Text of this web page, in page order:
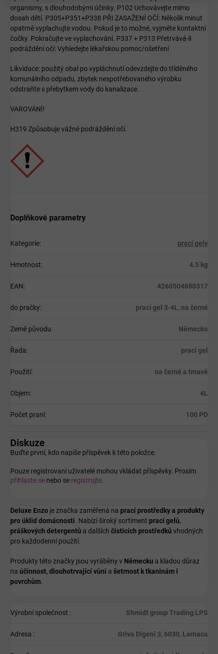
organismy, s dlouhodobými účinky. P102 Uchovávejte mimo
dosah dětí. P305+P351+P338 PŘI ZASAŽENÍ OČÍ: Několik minut
opatrně vyplachujte vodou. Pokud je to možné, vyjměte kontaktní
čočky. Pokračujte ve vyplachování. P337 + P313 Přetrvává-li
podráždění očí: Vyhledejte lékařskou pomoc/ošetření
Likvidace: použitý obal po vypláchnutí odevzdejte do tříděného
komunálního odpadu, zbytek nespotřebovaného výrobku
odstraňte s přebytkem vody do kanalizace.
VAROVÁNÍ!
H319 Způsobuje vážné podráždění očí.
Doplňkové parametry
Kategorie: prací gely
Hmotnost: 4.5 kg
EAN: 4260504880317
do pračky: prací gel 3-4L, na černé
Země původu: Německo
Řada: prací gel
Použití: na černé a tmavé
Objem: 4L
Počet praní: 100 PD
Diskuze
Buďte první, kdo napíše příspěvek k této položce.
Pouze registrovaní uživatelé mohou vkládat příspěvky. Prosím
přihlaste se nebo se registrujte.
Deluxe Enzo je značka zaměřená na prací prostředky a produkty
pro úklid domácnosti. Nabízí široký sortiment prací gelů,
práškových detergentů a dalších čisticích prostředků vhodných
pro každodenní použití.
Produkty této značky jsou vyráběny v Německu a kladou důraz
na účinnost, dlouhotrvající vůni a šetrnost k tkaninám i
povrchům.
Výrobní společnost : Shmidt group Trading LPS
Adresa : Griva Digeni 3, 6030, Larnaca